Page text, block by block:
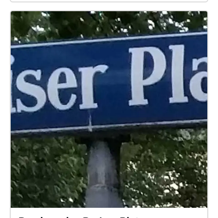
München. Mit der Bewegung beim Gehen lösen wir
den Fortgang der Geschichte aus. Ein immersives
Sounderlebnis zwischen Rettungskräften,
Radioreporter und verzweifelten Angehörigen. Im 3D-
Hörspiel sind wir im Untergrund: während das
Tunnellabyrinth überflutet wird, erleben wir die
Katastrophe mitten unter den eingeschlossenen
Menschen.
https://www.ardaudiothek.de/episode/hoerspiel-
pool/blocked-under-ground-von-regine-elbers-3d-
audio/bayern-2/13080513/ Mit dem 3D-Audiogame
übernehmen wir die Rettungsaktion. Im Stockfinstern
navigieren wir das Tauchboot durch das überflutete
Tunnellabyrinth. Ziel ist das Auffinden und Bergen
der Eingeschlossenen.
https://apps.apple.com/de/app/blocked-under-
ground/id6499540583